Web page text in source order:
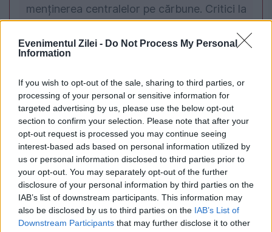
Evenimentul Zilei - Do Not Process My Personal
Information
If you wish to opt-out of the sale, sharing to third parties, or
processing of your personal or sensitive information for
targeted advertising by us, please use the below opt-out
section to confirm your selection. Please note that after your
opt-out request is processed you may continue seeing
interest-based ads based on personal information utilized by
us or personal information disclosed to third parties prior to
your opt-out. You may separately opt-out of the further
disclosure of your personal information by third parties on the
IAB’s list of downstream participants. This information may
also be disclosed by us to third parties on the IAB’s List of
Downstream Participants that may further disclose it to other
menținerea centralelor pe cărbune. Critici la
SPORT
Rodri, cel mai bun jucător al Cupei Mondiale
2026, va fi operat la spate. Când ar urma să